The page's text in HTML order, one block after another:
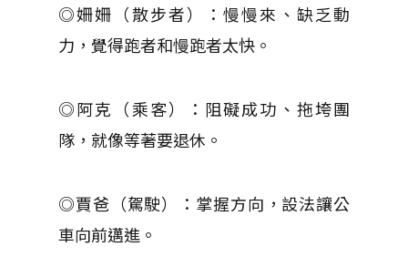
◎姍姍（散步者）：慢慢來、缺乏動
力，覺得跑者和慢跑者太快。
◎阿克（乘客）：阻礙成功、拖垮團
隊，就像等著要退休。
◎賈爸（駕駛）：掌握方向，設法讓公
車向前邁進。